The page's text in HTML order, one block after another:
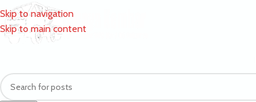
Skip to navigation
Skip to main content